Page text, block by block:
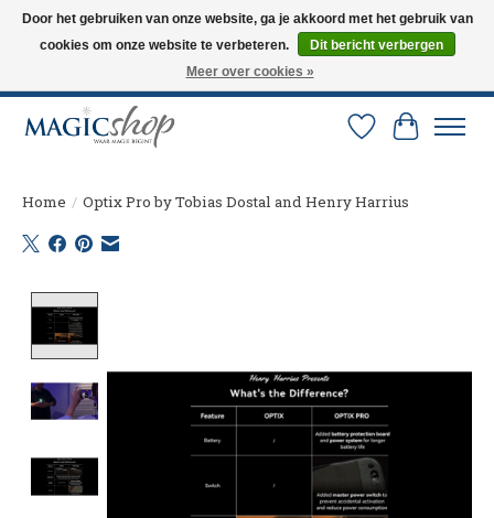
Altijd de nieuwste trucs op voorraad. Snelle verzending via PostNL en DHL.
Langskomen in onze winkel? Bel of mail om een afspraak te maken. 0251-
Verlanglijst
Home / Optix Pro by Tobias Dostal and Henry Harrius
Door het gebruiken van onze website, ga je akkoord met het gebruik van
cookies om onze website te verbeteren.
Dit bericht verbergen
Meer over cookies »